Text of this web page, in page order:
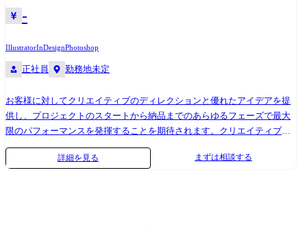
知識が活かせます。 ②車載アプリケーション/サービスのインテグレーシ
ョン(統合・検証) 開発したビークルOS上で動作する各種車載アプリケー
ーションを完遂するには、OSのカーネル、通信ミドルウェア、ハードウ
あります。 そのため、特定の技術に閉じこもらず、フルスタックな知識
が自然と身につきます。 ≪業務委細≫ 他チーム・他社が開発したアプリ
をビークルOSに適切に組み込み・配置 ソフトウェア間の通信や依存関係
を調整・チューニング システム全体での機能検証・統合テスト・不具合
解析/対策 ③次世代通信ミドルウェアの開発・実装 セントラルECUは、
-
IllustratorInDesignPhotoshop
正社員 勤務地未定
お客様に対してクリエイティブのディレクションと優れたアイデアを提
供し、プロジェクトのスタートから納品までのあらゆるフェーズで最大
限のパフォーマンスを発揮することを期待されます。クリエイティブチ
ームを代表してクライアントにアイデアを提案し、社外のプロダクショ
ンとも連携する責任があります。クライアントの上層部と直接対面した
詳細を見る まずは相談する